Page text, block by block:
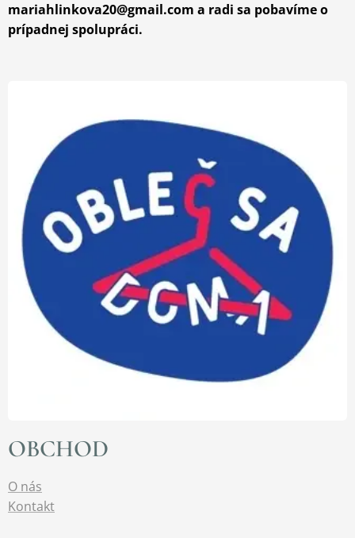
mariahlinkova20@gmail.com a radi sa pobavíme o
prípadnej spolupráci.
OBCHOD
O nás
Kontakt